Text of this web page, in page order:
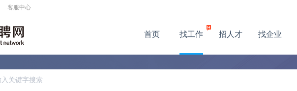
客服中心
首页 找工作 招人才 找企业